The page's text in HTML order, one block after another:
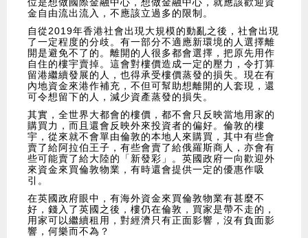
位是想做國際金融中心，想做金融中心，就應該歡迎資
金自由流出流入，不應該立過多的限制。
自從2019年香港社會出現大規模的動亂之後，社會出現
了一定程度的分歧。有一部分不適應新環境的人選擇離
開是避免不了的。離開的人很多都會選擇，把原先用作
自住的樓宇賣掉。這會對樓價造成一定的壓力，令打算
留港繼續發展的人，也得承受樓價蒸發的損失。現在有
內地資金來港作補充，不但可幫助想離開的人套現，還
可令想留下的人，減少資產蒸發的損失。
其實，全世界大都會的樓價，都不會只反映當地用家的
購買力，而且還會反映外來投資者的偏好。倫敦的樓
宇，從來就不會單由倫敦的本地人來購買，其中有些會
賣了給阿拉伯王子，有些會賣了給俄羅斯商人，亦會有
些可能賣了給大陸的「新發彩」。英國政府一向歡迎外
來資金來買倫敦物業，有時還會提供一定的優惠作吸
引。
在英國政府眼中，有海外資金來買倫敦物業有甚麼不
好，錢入了英國之後，樓仍在倫敦，買家是帶不走的，
用家可以繼續租用，對經濟只有正面影響，沒有負面影
響，何樂而不為？